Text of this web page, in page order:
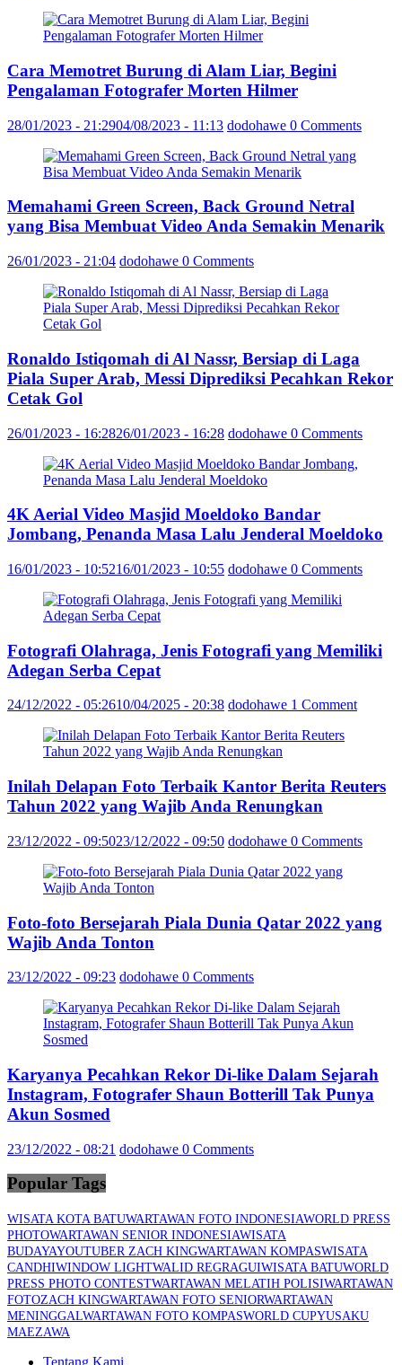
Cara Memotret Burung di Alam Liar, Begini
Pengalaman Fotografer Morten Hilmer
28/01/2023 - 21:2904/08/2023 - 11:13 dodohawe 0 Comments
Memahami Green Screen, Back Ground Netral
yang Bisa Membuat Video Anda Semakin Menarik
26/01/2023 - 21:04 dodohawe 0 Comments
Ronaldo Istiqomah di Al Nassr, Bersiap di Laga
Piala Super Arab, Messi Diprediksi Pecahkan Rekor
Cetak Gol
26/01/2023 - 16:2826/01/2023 - 16:28 dodohawe 0 Comments
4K Aerial Video Masjid Moeldoko Bandar
Jombang, Penanda Masa Lalu Jenderal Moeldoko
16/01/2023 - 10:5216/01/2023 - 10:55 dodohawe 0 Comments
Fotografi Olahraga, Jenis Fotografi yang Memiliki
Adegan Serba Cepat
24/12/2022 - 05:2610/04/2025 - 20:38 dodohawe 1 Comment
Inilah Delapan Foto Terbaik Kantor Berita Reuters
Tahun 2022 yang Wajib Anda Renungkan
23/12/2022 - 09:5023/12/2022 - 09:50 dodohawe 0 Comments
Foto-foto Bersejarah Piala Dunia Qatar 2022 yang
Wajib Anda Tonton
23/12/2022 - 09:23 dodohawe 0 Comments
Karyanya Pecahkan Rekor Di-like Dalam Sejarah
Instagram, Fotografer Shaun Botterill Tak Punya
Akun Sosmed
23/12/2022 - 08:21 dodohawe 0 Comments
Popular Tags
WISATA KOTA BATUWARTAWAN FOTO INDONESIAWORLD PRESS
PHOTOWARTAWAN SENIOR INDONESIAWISATA
BUDAYAYOUTUBER ZACH KINGWARTAWAN KOMPASWISATA
CANDHIWINDOW LIGHTWALID REGRAGUIWISATA BATUWORLD
PRESS PHOTO CONTESTWARTAWAN MELATIH POLISIWARTAWAN
FOTOZACH KINGWARTAWAN FOTO SENIORWARTAWAN
MENINGGALWARTAWAN FOTO KOMPASWORLD CUPYUSAKU
MAEZAWA